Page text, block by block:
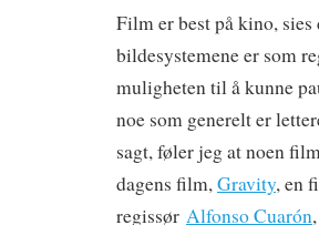
Film er best på kino,
bildesystemene er som
muligheten til å kunne
noe som generelt er
sagt, føler jeg at noen
dagens film,Gravity, en
regissør Alfonso Cuarón